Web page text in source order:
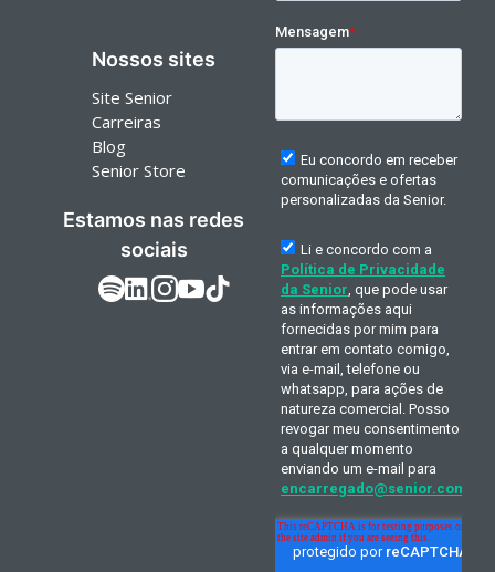
Nossos sites
Site Senior
Carreiras
Blog
Senior Store
Estamos nas redes
sociais